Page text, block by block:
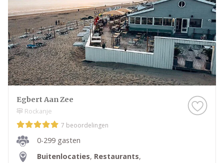
Egbert Aan Zee
Rockanje
7 beoordelingen
0-299 gasten
Buitenlocaties, Restaurants,